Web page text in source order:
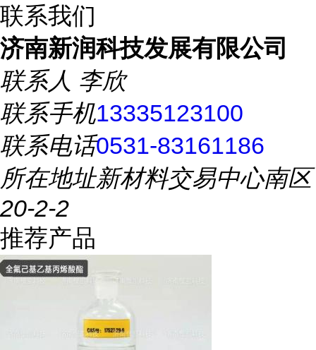
联系我们
济南新润科技发展有限公司
联系人 李欣
联系手机13335123100
联系电话0531-83161186
所在地址新材料交易中心南区
20-2-2
推荐产品